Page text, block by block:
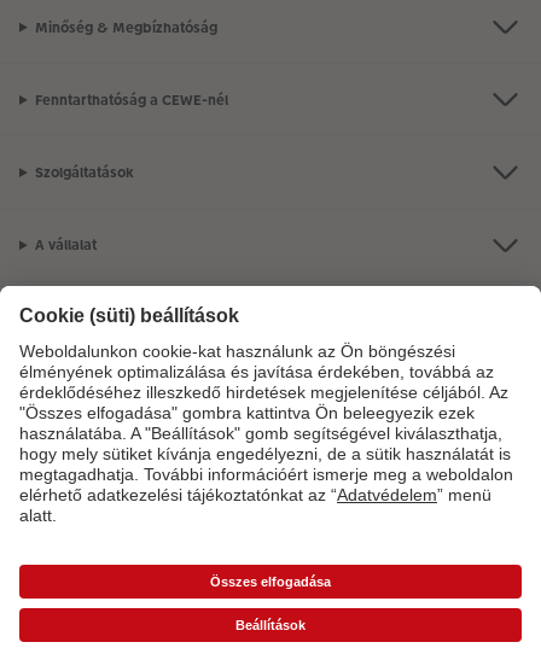
Minőség & Megbízhatóság
Fenntarthatóság a CEWE-nél
Szolgáltatások
A vállalat
Termékkínálat
CEWE Fotóvilág
Szolgáltatásainkkal vagy megrendelésével kapcsolatos kérdések esetén
hívjon minket telefonon:06-1-451-1088Hétfő-vasárnap: 8:00–17:00 óráig.